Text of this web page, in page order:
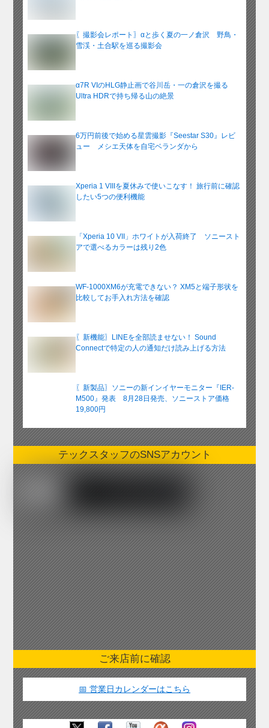
〖撮影会レポート〗αと歩く夏の一ノ倉沢 野鳥・
雪渓・土合駅を巡る撮影会
α7R VIのHLG静止画で谷川岳・一の倉沢を撮る
Ultra HDRで持ち帰る山の絶景
6万円前後で始める星雲撮影『Seestar S30』レビ
ュー メシエ天体を自宅ベランダから
Xperia 1 VIIIを夏休みで使いこなす！ 旅行前に確認
したい5つの便利機能
「Xperia 10 VII」ホワイトが入荷終了 ソニースト
アで選べるカラーは残り2色
WF-1000XM6が充電できない？ XM5と端子形状を
比較してお手入れ方法を確認
〖新機能〗LINEを全部読ませない！ Sound
Connectで特定の人の通知だけ読み上げる方法
〖新製品〗ソニーの新インイヤーモニター『IER-
M500』発表 8月28日発売、ソニーストア価格
19,800円
テックスタッフのSNSアカウント
ご来店前に確認
📅 営業日カレンダーはこちら